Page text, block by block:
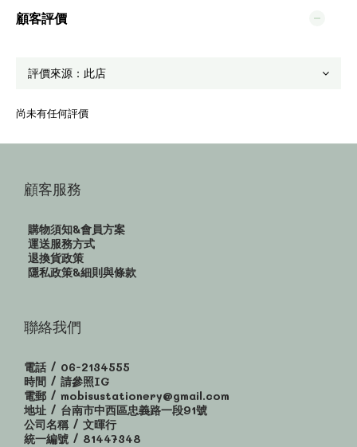
顧客評價
尚未有任何評價
顧客服務
購物須知&會員方案
運送服務方式
退換貨政策
隱私政策&細則與條款
聯絡我們
電話 / 06-2134555
時間 / 請參照IG
電郵 / mobisustationery@gmail.com
地址 / 台南市中西區忠義路一段91號
公司名稱 / 文暉行
統一編號 / 81447348